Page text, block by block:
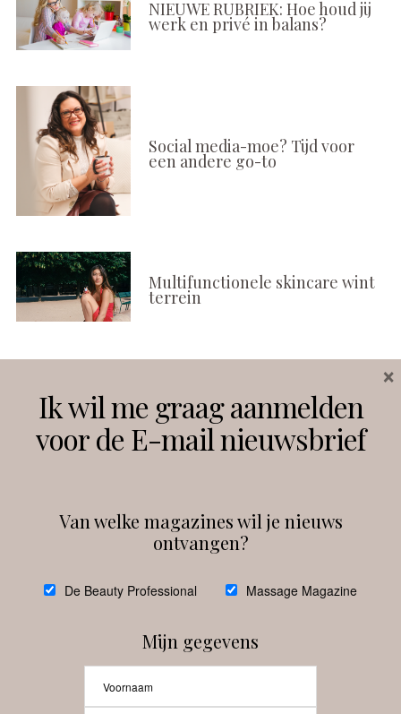
NIEUWE RUBRIEK: Hoe houd jij
werk en privé in balans?
Social media-moe? Tijd voor
een andere go-to
Multifunctionele skincare wint
terrein
Instagram Facebook
debeautyprofessional
Ik wil me graag aanmelden
voor de E-mail nieuwsbrief
Van welke magazines wil je nieuws
ontvangen?
De Beauty Professional Massage Magazine
Mijn gegevens
×